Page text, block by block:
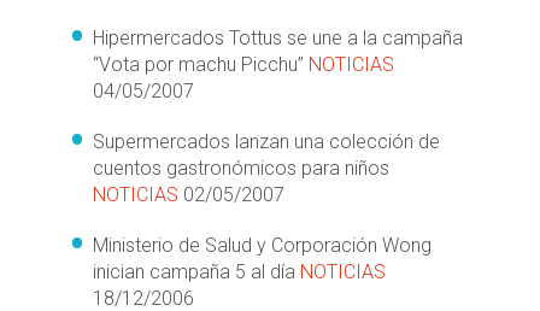
Hipermercados Tottus se une a la campaña
“Vota por machu Picchu” NOTICIAS
04/05/2007
Supermercados lanzan una colección de
cuentos gastronómicos para niños
NOTICIAS 02/05/2007
Ministerio de Salud y Corporación Wong
inician campaña 5 al día NOTICIAS
18/12/2006